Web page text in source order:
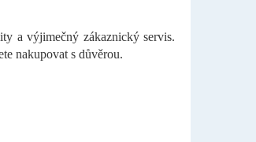
a výjimečný zákaznický servis.
nakupovat s důvěrou.